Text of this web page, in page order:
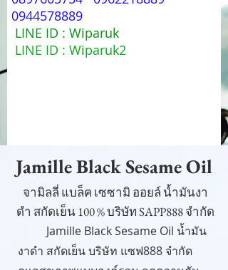
0944578889
LINE ID : Wiparuk
LINE ID : Wiparuk2
Jamille Black Sesame Oil
จามิลลี่ แบล็ค เซซามิ ออยล์ น้ำมันงา
ดำ สกัดเย็น 100 % บริษัท SAPP888 จำกัด
Jamille Black Sesame Oil น้ำมัน
งาดำ สกัดเย็น บริษัท แซฟ888 จำกัด